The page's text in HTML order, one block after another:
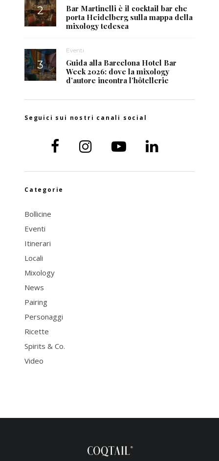
Bar Martinelli è il cocktail bar che
porta Heidelberg sulla mappa della
mixology tedesca
Eventi
Guida alla Barcelona Hotel Bar
Week 2026: dove la mixology
d’autore incontra l’hôtellerie
Seguici sui nostri canali social
Categorie
Bollicine
Eventi
Itinerari
Locali
Mixology
News
Pairing
Personaggi
Ricette
Spirits & Co.
Video